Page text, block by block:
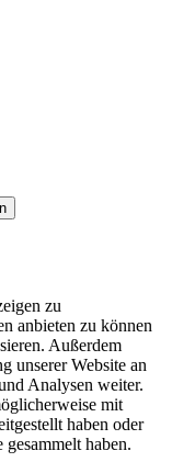
zu
anbieten zu können
Außerdem
unserer Website an
Analysen weiter.
mit
haben oder
haben.